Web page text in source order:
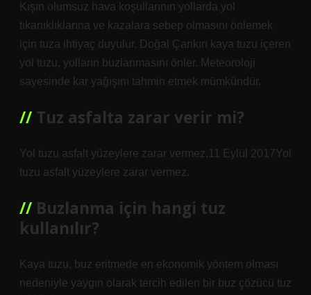
Kışın olumsuz hava koşullarının yollarda yol
tıkanıklıklarına ve kazalara sebep olmasını önlemek
için tuza ihtiyaç duyulur. Doğal Çankırı kaya tuzu içeren
yol tuzu, yolların buzlanmasını önler. Meteoroloji
sayesinde kar yağışını tahmin etmek mümkündür.
Tuz asfalta zarar verir mi?
Yol tuzu asfalt yüzeylere zarar vermez.11 Eylül 2017Yol
tuzu asfalt yüzeylere zarar vermez.
Buzlanma için hangi tuz
kullanılır?
Kaya tuzu, buz eritmede en ekonomik yöntem olması
nedeniyle yaygın olarak tercih edilen bir buz çözücü tuz